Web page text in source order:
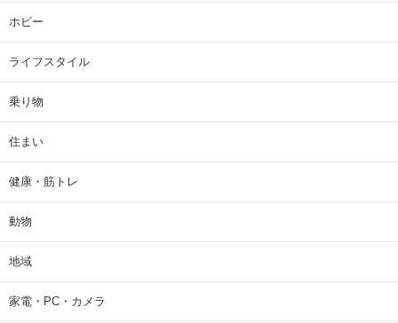
ホビー
ライフスタイル
乗り物
住まい
健康・筋トレ
動物
地域
家電・PC・カメラ